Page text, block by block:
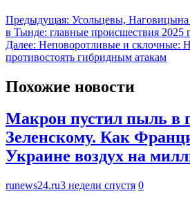
Предыдущая: Усольцевы, Наговицына
в Тынде: главные происшествия 2025
Далее: Неповоротливые и склочные:
противостоять гибридным атакам
Похожие новости
Макрон пустил пыль в
Зеленскому. Как
Украине воздух на
runews24.ru3 недели спустя 0